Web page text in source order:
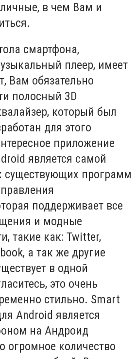
в чем Вам и
смартфона,
плеер, имеет
Вам обязательно
полосный 3D
который был
для этого
приложение
является самой
существующих программ
поддерживает все
и модные
такие как: Twitter,
а так же другие
в одной
это очень
стильно. Smart
Android является
на Андроид
огромное количество